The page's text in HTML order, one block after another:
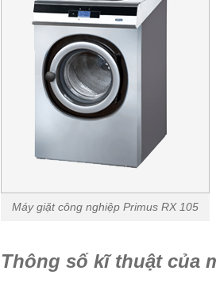
Máy giặt công nghiệp Primus RX 105
Thông số kĩ thuật của